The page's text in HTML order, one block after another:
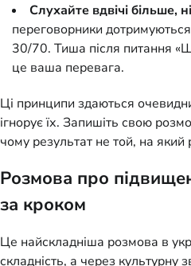
Слухайте вдвічі більше,
переговорники
30/70. Тиша після питання
це ваша перевага.
Ці принципи здаються
ігнорує їх. Запишіть свою
чому результат не той, на який
Розмова про
за кроком
Це найскладніша розмова в
складність, а через культурну